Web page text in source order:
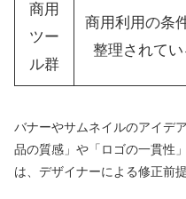
商用
ツー
ル群
商用利用の条
整理されてい
バナーやサムネイルのアイデ
品の質感」や「ロゴの一貫性
は、デザイナーによる修正前